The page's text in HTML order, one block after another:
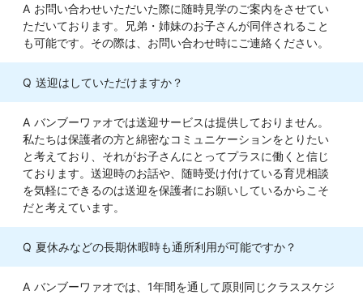
お問い合わせいただいた際に随時見学のご案内をさせてい
ただいております。兄弟・姉妹のお子さんが同伴されること
も可能です。その際は、お問い合わせ時にご連絡ください。
送迎はしていただけますか？
バンブーワァオでは送迎サービスは提供しておりません。
私たちは保護者の方と綿密なコミュニケーションをとりたい
と考えており、それがお子さんにとってプラスに働くと信じ
ております。送迎時のお話や、随時受け付けている育児相談
を気軽にできるのは送迎を保護者にお願いしているからこそ
だと考えています。
夏休みなどの長期休暇時も通所利用が可能ですか？
バンブーワァオでは、1年間を通して原則同じクラススケジ